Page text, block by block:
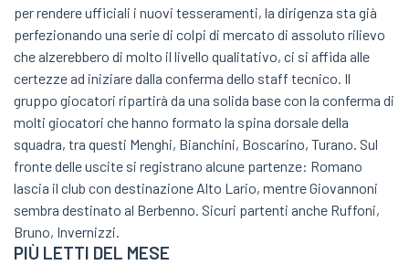
per rendere ufficiali i nuovi tesseramenti, la dirigenza sta già
perfezionando una serie di colpi di mercato di assoluto rilievo
che alzerebbero di molto il livello qualitativo, ci si affida alle
certezze ad iniziare dalla conferma dello staff tecnico. Il
gruppo giocatori ripartirà da una solida base con la conferma di
molti giocatori che hanno formato la spina dorsale della
squadra, tra questi Menghi, Bianchini, Boscarino, Turano. Sul
fronte delle uscite si registrano alcune partenze: Romano
lascia il club con destinazione Alto Lario, mentre Giovannoni
sembra destinato al Berbenno. Sicuri partenti anche Ruffoni,
Bruno, Invernizzi.
PIÙ LETTI DEL MESE